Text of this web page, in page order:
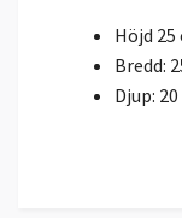
Höjd 25
Bredd:
Djup: